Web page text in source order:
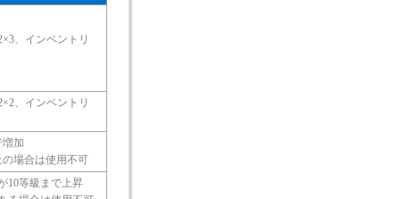
、インベントリ
、インベントリ
増加
場合は使用不可
10等級まで上昇